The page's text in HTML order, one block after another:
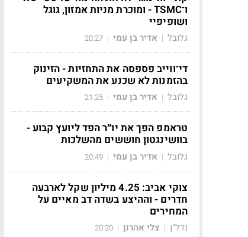
ו־TSMC - ומוכרת מניות אמזון, גוגל
ושופיפיי
גלובל | אדיר בן עמי |
20:27
די־ווייב פספסה את התחזיות - הזינוק
בהזמנות לא שכנע את המשקיעים
גלובל | אדיר בן עמי |
21:25
טראמפ הפך את יו״ר הפד ליועץ קבוע -
בוושינגטון חוששים מהשלכות
גלובל | אדיר בן עמי |
20:49
צוקי אביב: 4.25 מיליון שקל לארבעה
חדרים - וההיצע בשדה דב מאיים על
המחירים
נדל"ן | צלי אהרון |
20:20